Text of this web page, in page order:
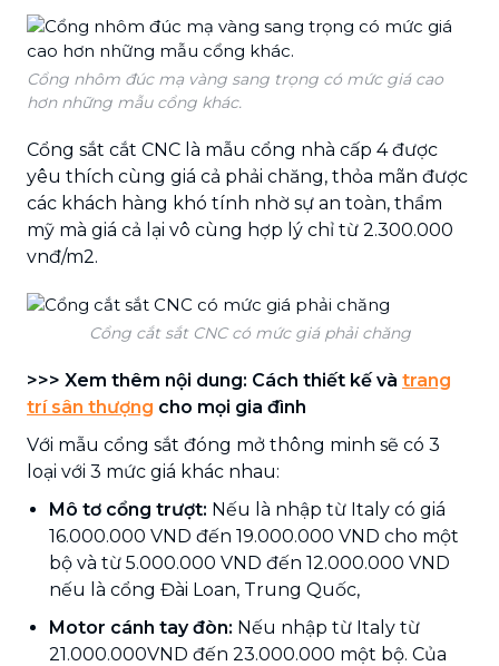
Cổng nhôm đúc mạ vàng sang trọng có mức giá cao
hơn những mẫu cổng khác.
Cổng sắt cắt CNC là mẫu cổng nhà cấp 4 được
yêu thích cùng giá cả phải chăng, thỏa mãn được
các khách hàng khó tính nhờ sự an toàn, thẩm
mỹ mà giá cả lại vô cùng hợp lý chỉ từ 2.300.000
vnđ/m2.
Cổng cắt sắt CNC có mức giá phải chăng
>>> Xem thêm nội dung: Cách thiết kế và trang
trí sân thượng cho mọi gia đình
Với mẫu cổng sắt đóng mở thông minh sẽ có 3
loại với 3 mức giá khác nhau:
Mô tơ cổng trượt: Nếu là nhập từ Italy có giá
16.000.000 VND đến 19.000.000 VND cho một
bộ và từ 5.000.000 VND đến 12.000.000 VND
nếu là cổng Đài Loan, Trung Quốc,
Motor cánh tay đòn: Nếu nhập từ Italy từ
21.000.000VND đến 23.000.000 một bộ. Của